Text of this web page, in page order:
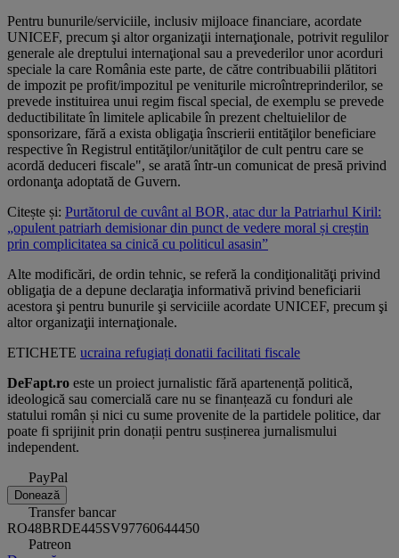
Pentru bunurile/serviciile, inclusiv mijloace financiare, acordate
UNICEF, precum şi altor organizaţii internaţionale, potrivit regulilor
generale ale dreptului internaţional sau a prevederilor unor acorduri
speciale la care România este parte, de către contribuabilii plătitori
de impozit pe profit/impozitul pe veniturile microîntreprinderilor, se
prevede instituirea unui regim fiscal special, de exemplu se prevede
deductibilitate în limitele aplicabile în prezent cheltuielilor de
sponsorizare, fără a exista obligaţia înscrierii entităţilor beneficiare
respective în Registrul entităţilor/unităţilor de cult pentru care se
acordă deduceri fiscale", se arată într-un comunicat de presă privind
ordonanţa adoptată de Guvern.
Citește și: Purtătorul de cuvânt al BOR, atac dur la Patriarhul Kiril:
„opulent patriarh demisionar din punct de vedere moral și creștin
prin complicitatea sa cinică cu politicul asasin”
Alte modificări, de ordin tehnic, se referă la condiţionalităţi privind
obligaţia de a depune declaraţia informativă privind beneficiarii
acestora şi pentru bunurile şi serviciile acordate UNICEF, precum şi
altor organizaţii internaţionale.
ETICHETE ucraina refugiați donatii facilitati fiscale
DeFapt.ro este un proiect jurnalistic fără apartenență politică,
ideologică sau comercială care nu se finanțează cu fonduri ale
statului român și nici cu sume provenite de la partidele politice, dar
poate fi sprijinit prin donații pentru susținerea jurnalismului
independent.
PayPal
Donează
Transfer bancar
RO48BRDE445SV97760644450
Patreon